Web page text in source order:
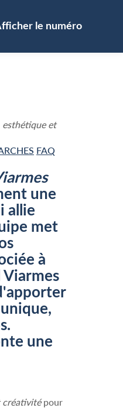
le numéro
esthétique et
FAQ
une
allie
met
à
une
créativitépour